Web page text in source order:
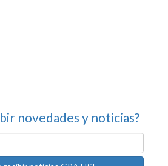
novedades y noticias?